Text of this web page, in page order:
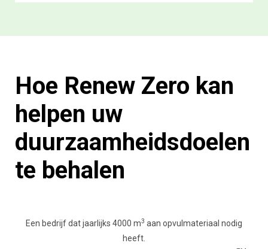
Hoe Renew Zero kan
helpen uw
duurzaamheidsdoelen
te behalen
Een bedrijf dat jaarlijks 4000 m3 aan opvulmateriaal nodig
heeft.